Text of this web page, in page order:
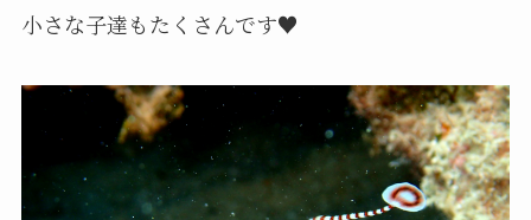
小さな子達もたくさんです♥️